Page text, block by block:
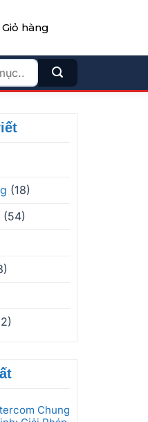
Giỏ hàng
(18)
(54)
Chung